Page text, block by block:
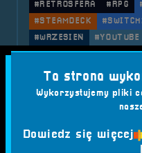
#RETROSFERA
#RPG
#STEAMDECK
#WRZESIEŃ
#YOUTUBE
Czytaj artykuło
🦃 Indycze
Ta strona
Wykorzystujemy pliki
Dowiedz się więcej